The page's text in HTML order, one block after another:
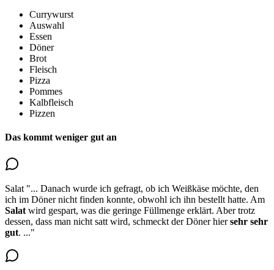
Currywurst
Auswahl
Essen
Döner
Brot
Fleisch
Pizza
Pommes
Kalbfleisch
Pizzen
Das kommt weniger gut an
Salat "... Danach wurde ich gefragt, ob ich Weißkäse möchte, den
ich im Döner nicht finden konnte, obwohl ich ihn bestellt hatte. Am
Salat wird gespart, was die geringe Füllmenge erklärt. Aber trotz
dessen, dass man nicht satt wird, schmeckt der Döner hiersehr sehr
gut. ..."